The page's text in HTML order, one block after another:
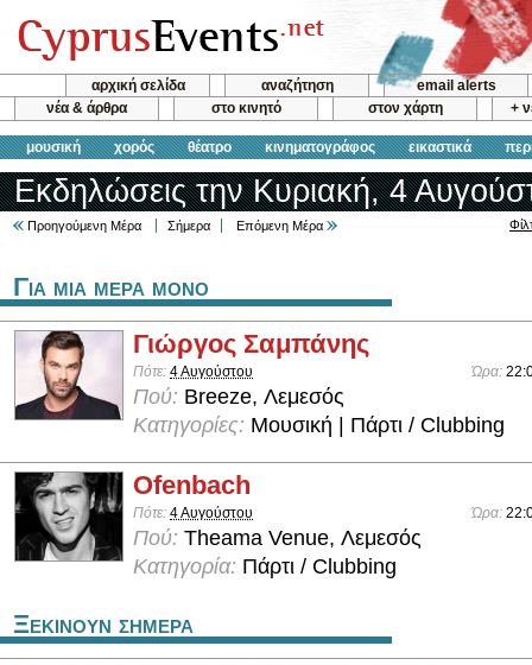
αρχική σελίδα αναζήτηση
email alerts
νέα & άρθρα
στο κινητό στον χάρτη +
μουσική χορός θέατρο κινηματογράφος εικαστικά
Εκδηλώσεις την Κυριακή, 4
Προηγούμενη Μέρα Σήμερα Επόμενη Μέρα
Για μια μερα μονο
Γιώργος Σαμπάνης
Πότε: 4 Αυγούστου Ώρα:
Πού: Breeze, Λεμεσός
Κατηγορίες: Μουσική | Πάρτι / Clubbing
Ofenbach
Πότε: 4 Αυγούστου Ώρα:
Πού: Theama Venue, Λεμεσός
Κατηγορία: Πάρτι / Clubbing
Ξεκινουν σημερα